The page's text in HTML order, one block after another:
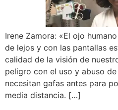
Irene Zamora: «El ojo
de lejos y con las pantallas
calidad de la visión de
peligro con el uso y abuso
necesitan gafas antes para
media distancia. […]